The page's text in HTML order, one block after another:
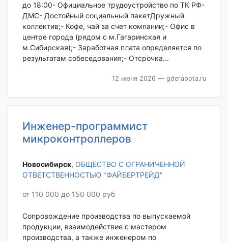
до 18:00- Официальное трудоустройство по ТК РФ-
ДМС- Достойный социальный пакетДружный
коллектив;- Кофе, чай за счет компании;- Офис в
центре города (рядом с м.Гагаринская и
м.Сибирская);- Заработная плата определяется по
результатам собеседования;- Отсрочка...
12 июня 2026 — gderabota.ru
Инженер-программист
микроконтроллеров
Новосибирск‎, ОБЩЕСТВО С ОГРАНИЧЕННОЙ
ОТВЕТСТВЕННОСТЬЮ "ФАЙБЕРТРЕЙД"
от 110 000 до 150 000 руб
Сопровождение производства по выпускаемой
продукции, взаимодействие с мастером
производства, а также инженером по